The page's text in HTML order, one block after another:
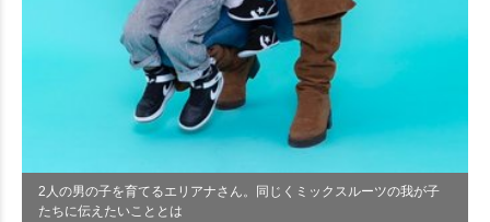
2人の男の子を育てるエリアナさん。同じくミックスルーツの我が子
たちに伝えたいこととは